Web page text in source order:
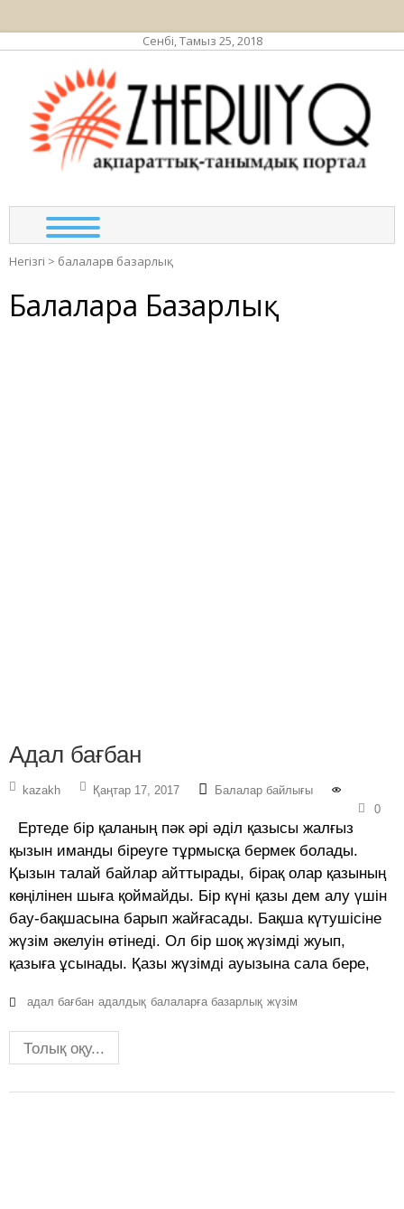
Сенбі, Тамыз 25, 2018
Негізгі > балаларға базарлық
Балаларға Базарлық
Адал бағбан
kazakh Қаңтар 17, 2017
Балалар байлығы
0
Ертеде бір қаланың пәк әрі әділ қазысы жалғыз
қызын иманды біреуге тұрмысқа бермек болады.
Қызын талай байлар айттырады, бірақ олар қазының
көңілінен шыға қоймайды. Бір күні қазы дем алу үшін
бау-бақшасына барып жайғасады. Бақша күтушісіне
жүзім әкелуін өтінеді. Ол бір шоқ жүзімді жуып,
қазыға ұсынады. Қазы жүзімді ауызына сала бере,
адал бағбан адалдық балаларға базарлық жүзім
Толық оқу...